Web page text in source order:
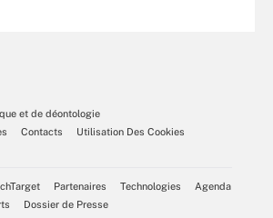
et de déontologie
Contacts
Utilisation Des Cookies
Partenaires Technologies
Agenda
Dossier de Presse